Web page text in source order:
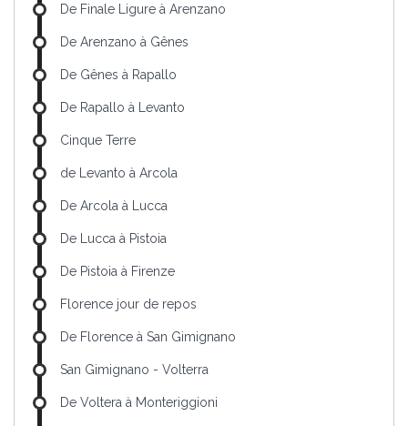
De Finale Ligure à Arenzano
De Arenzano à Gênes
De Gênes à Rapallo
De Rapallo à Levanto
Cinque Terre
de Levanto à Arcola
De Arcola à Lucca
De Lucca à Pistoia
De Pistoia à Firenze
Florence jour de repos
De Florence à San Gimignano
San Gimignano - Volterra
De Voltera à Monteriggioni